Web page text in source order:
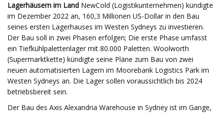
Lagerhäusern im Land NewCold (Logistikunternehmen) kündigte
im Dezember 2022 an, 160,3 Millionen US-Dollar in den Bau
seines ersten Lagerhauses im Westen Sydneys zu investieren.
Der Bau soll in zwei Phasen erfolgen; Die erste Phase umfasst
ein Tiefkühlpalettenlager mit 80.000 Paletten. Woolworth
(Supermarktkette) kündigte seine Pläne zum Bau von zwei
neuen automatisierten Lagern im Moorebank Logistics Park im
Westen Sydneys an. Die Lager sollen voraussichtlich bis 2024
betriebsbereit sein.
Der Bau des Axis Alexandria Warehouse in Sydney ist im Gange,